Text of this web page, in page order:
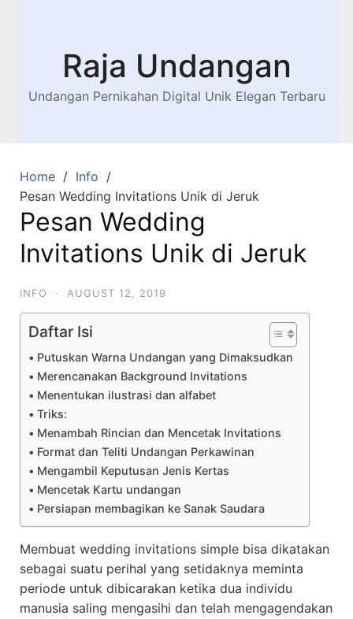
Raja Undangan
Undangan Pernikahan Digital Unik Elegan Terbaru
Home
Info
Pesan Wedding Invitations Unik di Jeruk
Pesan Wedding
Invitations Unik di Jeruk
INFO · AUGUST 12, 2019
Daftar Isi
Putuskan Warna Undangan yang Dimaksudkan
Merencanakan Background Invitations
Menentukan ilustrasi dan alfabet
Triks:
Menambah Rincian dan Mencetak Invitations
Format dan Teliti Undangan Perkawinan
Mengambil Keputusan Jenis Kertas
Mencetak Kartu undangan
Persiapan membagikan ke Sanak Saudara
Membuat wedding invitations simple bisa dikatakan
sebagai suatu perihal yang setidaknya meminta
periode untuk dibicarakan ketika dua individu
manusia saling mengasihi dan telah mengagendakan